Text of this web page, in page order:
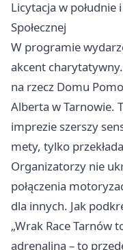
Licytacja w
Społecznej
W programie
akcent
na rzecz Domu
Alberta w Tarnowie.
imprezie szerszy
mety, tylko
Organizatorzy nie
połączenia
dla innych. Jak
„Wrak Race Tarnów
adrenalina – to